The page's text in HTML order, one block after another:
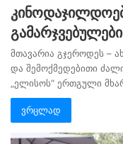
მთავარია გჯეროდეს –
და შემოქმედებითი
„ელისოს“ ერთგული
ვრცლად